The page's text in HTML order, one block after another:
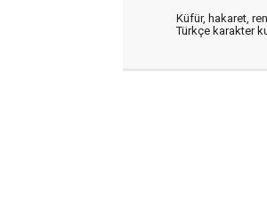
Küfür, hakaret,
Türkçe karakter